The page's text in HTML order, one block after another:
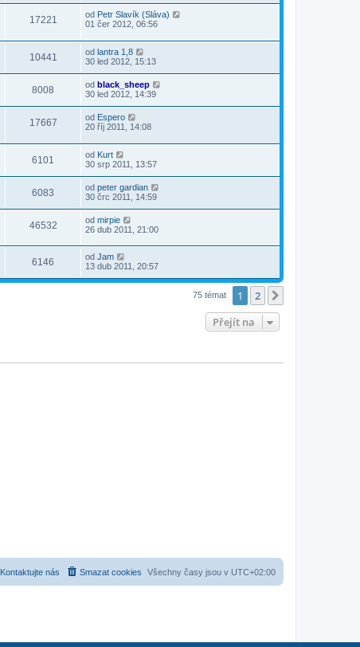
17221 od Petr Slavík (Sláva)
01 čer 2012, 06:56
10441 od lantra 1,8
30 led 2012, 15:13
8008 od black_sheep
30 led 2012, 14:39
17667 od Espero
20 říj 2011, 14:08
6101 od Kurt
30 srp 2011, 13:57
6083 od peter gardian
30 črc 2011, 14:59
46532 od mirpie
26 dub 2011, 21:00
6146 od Jam
13 dub 2011, 20:57
75 témat 1 2
Přejít na
Všechny časy jsou v UTC+02:00
Smazat cookies
Kontaktujte nás